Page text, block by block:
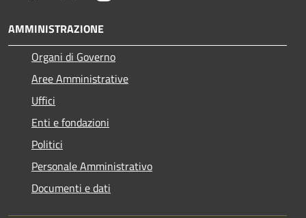
AMMINISTRAZIONE
Organi di Governo
Aree Amministrative
Uffici
Enti e fondazioni
Politici
Personale Amministrativo
Documenti e dati